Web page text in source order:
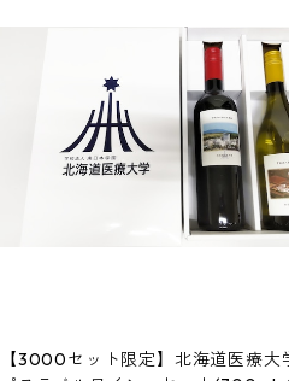
【3000セット限定】北海道医療大